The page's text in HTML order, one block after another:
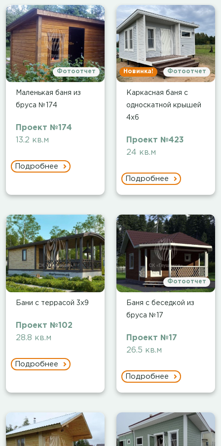
Фотоотчет
Маленькая баня из
бруса №174
Проект №174
13.2 кв.м
Подробнее
Новинка! Фотоотчет
Каркасная баня с
односкатной крышей
4х6
Проект №423
24 кв.м
Подробнее
Бани с террасой 3х9
Проект №102
28.8 кв.м
Подробнее
Фотоотчет
Баня с беседкой из
бруса №17
Проект №17
26.5 кв.м
Подробнее